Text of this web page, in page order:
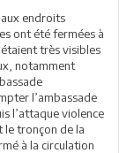
endroits
ont été fermées à
très visibles
notamment
l’ambassade
l’attaque violence
le tronçon de la
à la circulation